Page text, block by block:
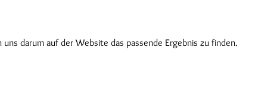
darum auf der Website das passende Ergebnis zu finden.